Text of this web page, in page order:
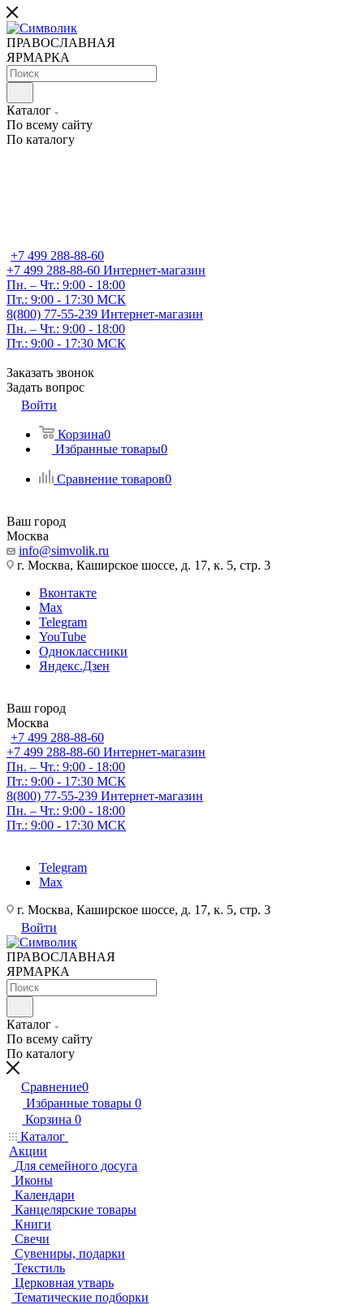
ПРАВОСЛАВНАЯ
ЯРМАРКА
Каталог
По всему сайту
По каталогу
+7 499 288-88-60
+7 499 288-88-60 Интернет-магазин
Пн. – Чт.: 9:00 - 18:00
Пт.: 9:00 - 17:30 МСК
8(800) 77-55-239 Интернет-магазин
Пн. – Чт.: 9:00 - 18:00
Пт.: 9:00 - 17:30 МСК
Заказать звонок
Задать вопрос
Войти
Корзина0
Избранные товары0
Сравнение товаров0
Ваш город
Москва
info@simvolik.ru
г. Москва, Каширское шоссе, д. 17, к. 5, стр. 3
Вконтакте
Max
Telegram
YouTube
Одноклассники
Яндекс.Дзен
Ваш город
Москва
+7 499 288-88-60
+7 499 288-88-60 Интернет-магазин
Пн. – Чт.: 9:00 - 18:00
Пт.: 9:00 - 17:30 МСК
8(800) 77-55-239 Интернет-магазин
Пн. – Чт.: 9:00 - 18:00
Пт.: 9:00 - 17:30 МСК
Telegram
Max
г. Москва, Каширское шоссе, д. 17, к. 5, стр. 3
Войти
ПРАВОСЛАВНАЯ
ЯРМАРКА
Каталог
По всему сайту
По каталогу
Сравнение0
Избранные товары 0
Корзина 0
Каталог
Акции
Для семейного досуга
Иконы
Календари
Канцелярские товары
Книги
Свечи
Сувениры, подарки
Текстиль
Церковная утварь
Тематические подборки